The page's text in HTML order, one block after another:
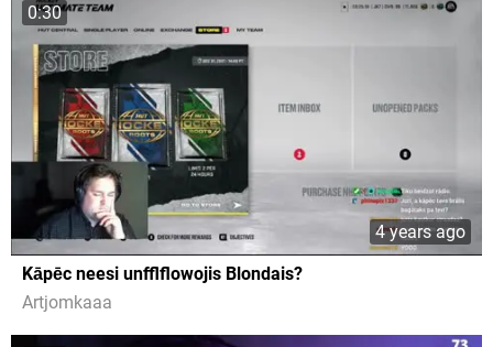
0:30
4 years ago
Kāpēc neesi unfflflowojis Blondais?
Artjomkaaa